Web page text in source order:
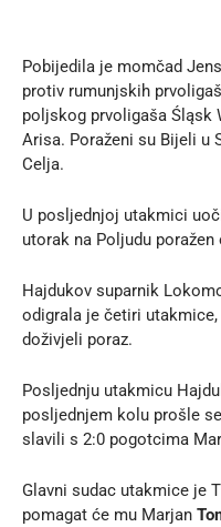
Pobijedila je momčad
protiv rumunjskih
poljskog prvoligaša Śląsk
Arisa. Poraženi su Bijeli u
Celja.
U posljednjoj utakmici
utorak na Poljudu
Hajdukov suparnik
odigrala je četiri
doživjeli poraz.
Posljednju utakmicu
posljednjem kolu prošle
slavili s 2:0 pogotcima
Glavni sudac utakmice je
pomagat će mu Marjan